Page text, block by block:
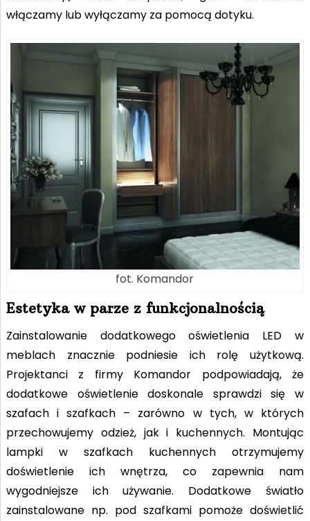
włączamy lub wyłączamy za pomocą dotyku.
fot. Komandor
Estetyka w parze z funkcjonalnością
Zainstalowanie dodatkowego oświetlenia LED w
meblach znacznie podniesie ich rolę użytkową.
Projektanci z firmy Komandor podpowiadają, że
dodatkowe oświetlenie doskonale sprawdzi się w
szafach i szafkach – zarówno w tych, w których
przechowujemy odzież, jak i kuchennych. Montując
lampki w szafkach kuchennych otrzymujemy
doświetlenie ich wnętrza, co zapewnia nam
wygodniejsze ich używanie. Dodatkowe światło
zainstalowane np. pod szafkami pomoże doświetlić